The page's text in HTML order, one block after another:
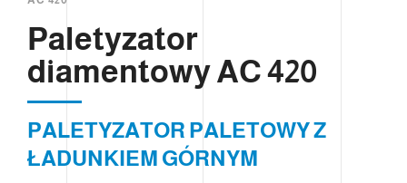
Paletyzator
diamentowy AC 420
PALETYZATOR PALETOWY Z
ŁADUNKIEM GÓRNYM